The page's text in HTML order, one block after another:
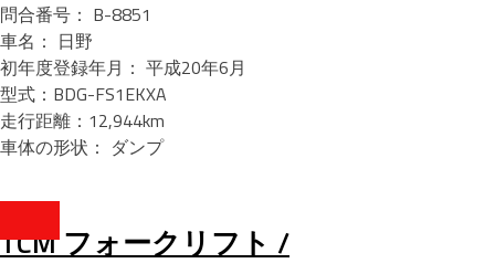
問合番号： B-8851
車名： 日野
初年度登録年月： 平成20年6月
型式：BDG-FS1EKXA
走行距離：12,944km
車体の形状： ダンプ
TCM フォークリフト /